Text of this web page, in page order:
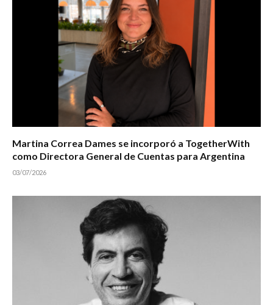
Martina Correa Dames se incorporó a TogetherWith
como Directora General de Cuentas para Argentina
03/07/2026